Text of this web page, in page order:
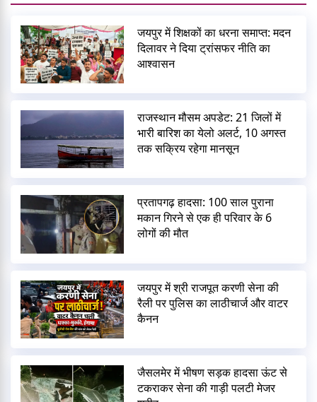
जयपुर में शिक्षकों का धरना समाप्त: मदन
दिलावर ने दिया ट्रांसफर नीति का
आश्वासन
राजस्थान मौसम अपडेट: 21 जिलों में
भारी बारिश का येलो अलर्ट, 10 अगस्त
तक सक्रिय रहेगा मानसून
प्रतापगढ़ हादसा: 100 साल पुराना
मकान गिरने से एक ही परिवार के 6
लोगों की मौत
जयपुर में श्री राजपूत करणी सेना की
रैली पर पुलिस का लाठीचार्ज और वाटर
कैनन
जैसलमेर में भीषण सड़क हादसा ऊंट से
टकराकर सेना की गाड़ी पलटी मेजर